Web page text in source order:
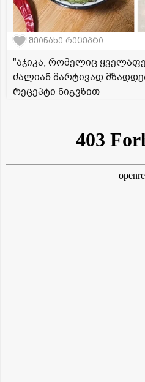
შეინახე რეცეპტი
"აჯიკა, რომელიც
ძალიან მარტივად
რეცეპტი ნიგვზით